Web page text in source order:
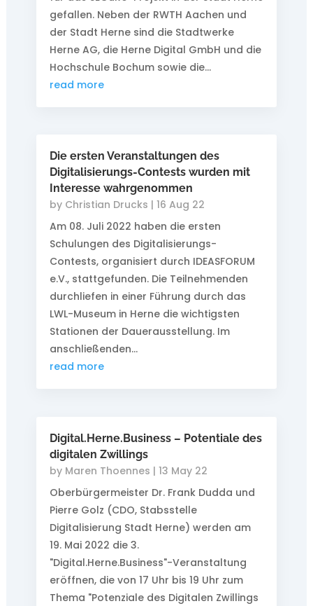
gefallen. Neben der RWTH Aachen und
der Stadt Herne sind die Stadtwerke
Herne AG, die Herne Digital GmbH und die
Hochschule Bochum sowie die...
read more
Die ersten Veranstaltungen des
Digitalisierungs-Contests wurden mit
Interesse wahrgenommen
by Christian Drucks | 16 Aug 22
Am 08. Juli 2022 haben die ersten
Schulungen des Digitalisierungs-
Contests, organisiert durch IDEASFORUM
e.V., stattgefunden. Die Teilnehmenden
durchliefen in einer Führung durch das
LWL-Museum in Herne die wichtigsten
Stationen der Dauerausstellung. Im
anschließenden...
read more
Digital.Herne.Business – Potentiale des
digitalen Zwillings
by Maren Thoennes | 13 May 22
Oberbürgermeister Dr. Frank Dudda und
Pierre Golz (CDO, Stabsstelle
Digitalisierung Stadt Herne) werden am
19. Mai 2022 die 3.
"Digital.Herne.Business"-Veranstaltung
eröffnen, die von 17 Uhr bis 19 Uhr zum
Thema "Potenziale des Digitalen Zwillings